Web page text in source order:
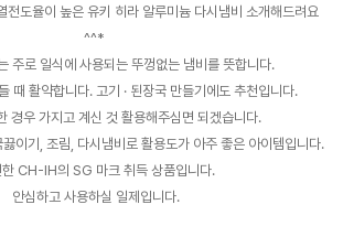
전도율이 높은 유키 히라 알루미늄 다시냄비 소개해드려요
^^*
주로 일식에 사용되는 뚜껑없는 냄비를 뜻합니다.
때 활약합니다. 고기 · 된장국 만들기에도 추천입니다.
경우 가지고 계신 것 활용해주심면 되겠습니다.
이기, 조림, 다시냄비로 활용도가 아주 좋은 아이템입니다.
한 CH-IH의 SG 마크 취득 상품입니다.
안심하고 사용하실 일제입니다.